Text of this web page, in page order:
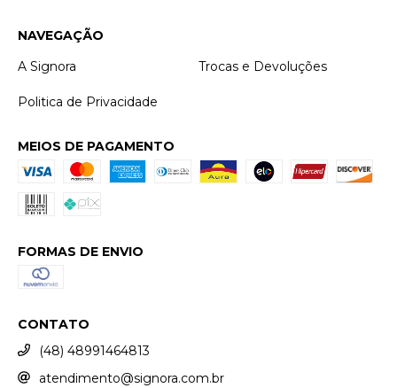
NAVEGAÇÃO
A Signora
Trocas e Devoluções
Politica de Privacidade
MEIOS DE PAGAMENTO
FORMAS DE ENVIO
CONTATO
(48) 48991464813
atendimento@signora.com.br